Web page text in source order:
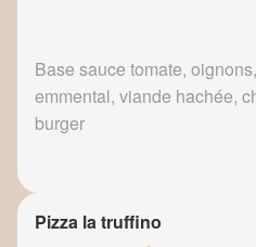
Base sauce tomate,
emmental, viande hachée,
burger
Pizza la truffino